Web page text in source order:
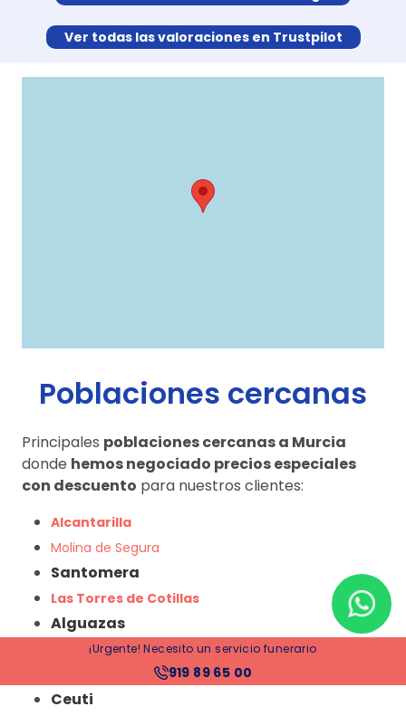
¡Urgente! Necesito un servicio funerario
919 89 65 00
Ver todas las valoraciones en Trustpilot
Poblaciones cercanas
Principales poblaciones cercanas a Murcia
donde hemos negociado precios especiales
con descuento para nuestros clientes:
Alcantarilla
Molina de Segura
Santomera
Las Torres de Cotillas
Alguazas
Beniel
Ceuti